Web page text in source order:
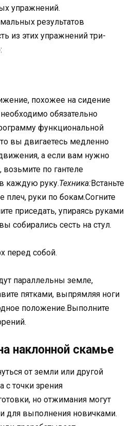
упражнений.
результатов
из этих упражнений три-
похожее на сидение
обязательно
функциональной
вы двигаетесь медленно
а если вам нужно
по гантеле
каждую руку.Техника:Встаньте
плеч, руки по бокам.Согните
приседать, упираясь руками
собирались сесть на стул.
перед собой.
параллельны земле,
пятками, выпрямляя ноги
положение.Выполните
наклонной скамье
от земли или другой
с точки зрения
но отжимания могут
для выполнения новичками.